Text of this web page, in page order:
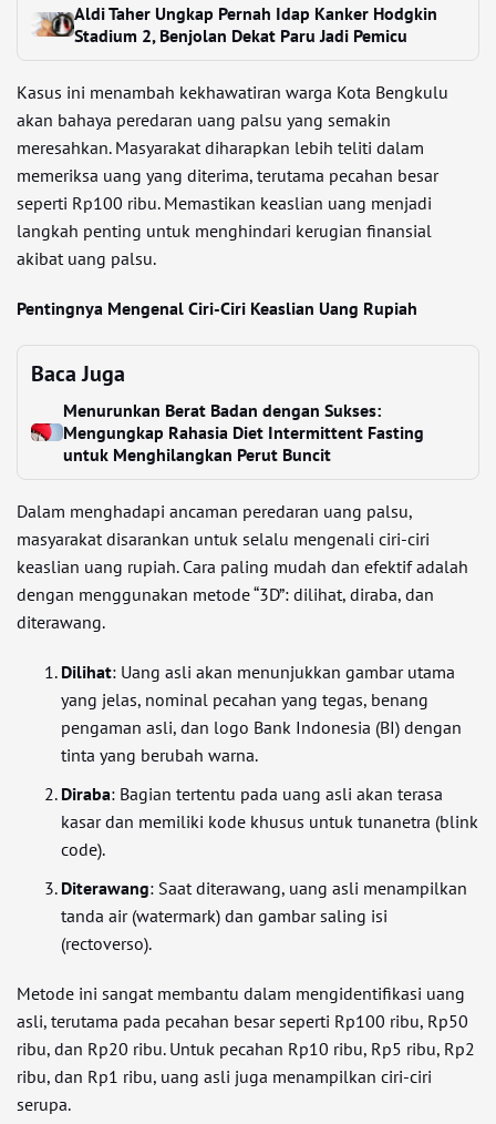
Aldi Taher Ungkap Pernah Idap Kanker Hodgkin
Stadium 2, Benjolan Dekat Paru Jadi Pemicu
Kasus ini menambah kekhawatiran warga Kota Bengkulu
akan bahaya peredaran uang palsu yang semakin
meresahkan. Masyarakat diharapkan lebih teliti dalam
memeriksa uang yang diterima, terutama pecahan besar
seperti Rp100 ribu. Memastikan keaslian uang menjadi
langkah penting untuk menghindari kerugian finansial
akibat uang palsu.
Pentingnya Mengenal Ciri-Ciri Keaslian Uang Rupiah
Baca Juga
Menurunkan Berat Badan dengan Sukses:
Mengungkap Rahasia Diet Intermittent Fasting
untuk Menghilangkan Perut Buncit
Dalam menghadapi ancaman peredaran uang palsu,
masyarakat disarankan untuk selalu mengenali ciri-ciri
keaslian uang rupiah. Cara paling mudah dan efektif adalah
dengan menggunakan metode “3D”: dilihat, diraba, dan
diterawang.
Dilihat: Uang asli akan menunjukkan gambar utama
yang jelas, nominal pecahan yang tegas, benang
pengaman asli, dan logo Bank Indonesia (BI) dengan
tinta yang berubah warna.
Diraba: Bagian tertentu pada uang asli akan terasa
kasar dan memiliki kode khusus untuk tunanetra (blink
code).
Diterawang: Saat diterawang, uang asli menampilkan
tanda air (watermark) dan gambar saling isi
(rectoverso).
Metode ini sangat membantu dalam mengidentifikasi uang
asli, terutama pada pecahan besar seperti Rp100 ribu, Rp50
ribu, dan Rp20 ribu. Untuk pecahan Rp10 ribu, Rp5 ribu, Rp2
ribu, dan Rp1 ribu, uang asli juga menampilkan ciri-ciri
serupa.